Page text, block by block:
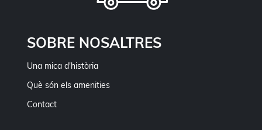
SOBRE NOSALTRES
Una mica d'història
Què són els amenities
Contact